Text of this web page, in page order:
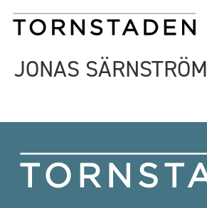
JONAS SÄRNSTRÖM